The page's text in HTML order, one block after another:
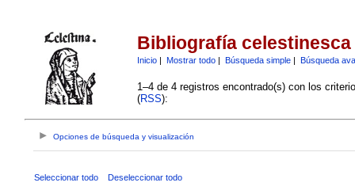
Bibliografía celestinesca
Inicio| Mostrar todo| Búsqueda simple| Búsqueda
1–4 de 4 registros encontrado(s) con los
(RSS):
Opciones de búsqueda y visualización
Seleccionar todo Deseleccionar todo